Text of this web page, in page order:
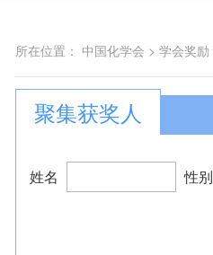
所在位置： 中国化学会 > 学会奖励
姓名 性别
聚集获奖人